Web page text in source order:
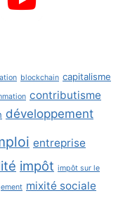
blockchain capitalisme
contributisme
développement
entreprise
impôt impôt sur le
mixité sociale